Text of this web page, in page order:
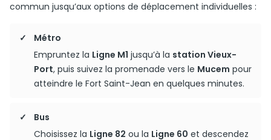
commun jusqu’aux options de déplacement individuelles :
Métro
Empruntez la Ligne M1 jusqu’à la station Vieux-
Port, puis suivez la promenade vers le Mucem pour
atteindre le Fort Saint-Jean en quelques minutes.
Bus
Choisissez la Ligne 82 ou la Ligne 60 et descendez